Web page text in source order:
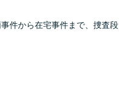
件から在宅事件まで、捜査段